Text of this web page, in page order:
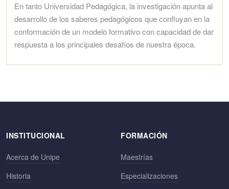
En tanto Universidad Pedagógica, la investigación apunta al
desarrollo de los saberes pedagógicos que confluyan en la
conformación de un modelo formativo con capacidad de dar
respuesta a los principales desafíos de nuestra época.
INSTITUCIONAL
Acerca de Unipe
Historia
FORMACIÓN
Maestrías
Especializaciones